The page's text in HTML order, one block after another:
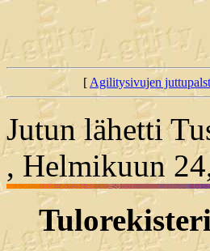
[Agilitysivujen
Jutun lähetti
, Helmikuun
Tulorekisteri